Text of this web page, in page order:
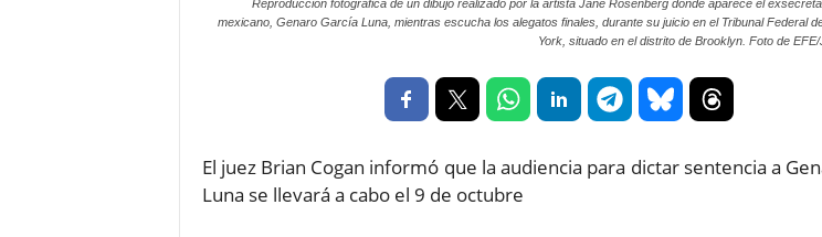
Reproducción fotográfica de un dibujo realizado por la artista Jane Rosenberg donde aparece el
mexicano, Genaro García Luna, mientras escucha los alegatos finales, durante su juicio en el Tribunal Federal
York, situado en el distrito de Brooklyn. Foto de
El juez Brian Cogan informó que la audiencia para dictar sentencia a
Luna se llevará a cabo el 9 de octubre